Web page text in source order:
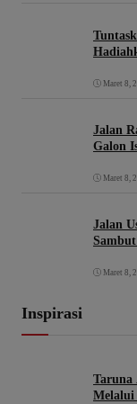
Maret 8,
Jalan
Galon
Maret 8,
Jalan
Maret 8,
Inspirasi
Taruna
Melalui